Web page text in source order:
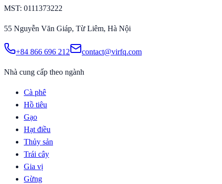
MST: 0111373222
55 Nguyễn Văn Giáp, Từ Liêm, Hà Nội
+84 866 696 212 contact@virfq.com
Nhà cung cấp theo ngành
Cà phê
Hồ tiêu
Gạo
Hạt điều
Thủy sản
Trái cây
Gia vị
Gừng